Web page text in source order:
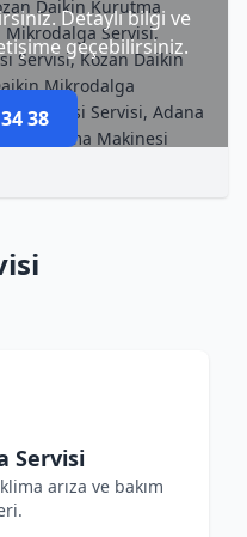
Detaylı bilgi ve
geçebilirsiniz.
38
Daikin Kurutma
Mikrodalga Servisi,
Servisi, Kozan Daikin
Mikrodalga
Makinesi Servisi, Adana
Kurutma Makinesi
Servisi
arıza ve bakım